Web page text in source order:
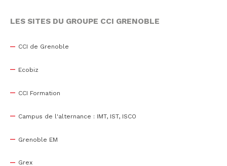
LES SITES DU GROUPE CCI GRENOBLE
CCI de Grenoble
Ecobiz
CCI Formation
Campus de l'alternance : IMT, IST, ISCO
Grenoble EM
Grex